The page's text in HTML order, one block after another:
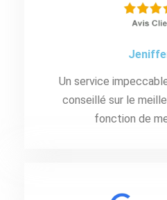
Un service
conseillé sur le
fonction de